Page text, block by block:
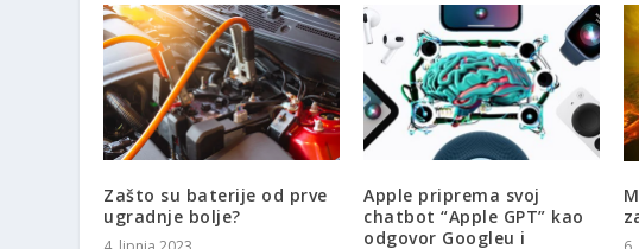
Zašto su baterije od prve
ugradnje bolje?
Apple priprema svoj
chatbot “Apple GPT” kao
odgovor Googleu i